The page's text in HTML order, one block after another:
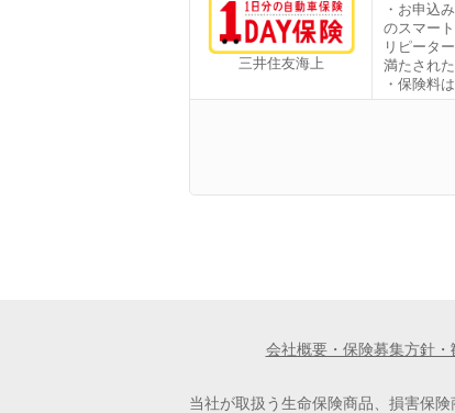
三井住友海上
・お申込
のスマー
リピータ
満たされ
・保険料
会社概要・保険募集方針
当社が取扱う生命保険商品、損害保